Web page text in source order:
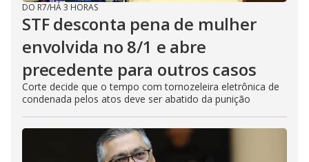
DO R7/HÁ 3 HORAS
STF desconta pena de mulher
envolvida no 8/1 e abre
precedente para outros casos
Corte decide que o tempo com tornozeleira eletrônica de
condenada pelos atos deve ser abatido da punição